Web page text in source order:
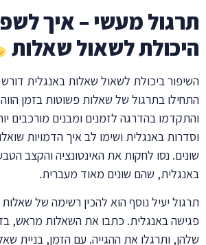
תרגול מעשי – איך
היכולת לשאול שאלות
השיפור ביכולת לשאול שאלות באנגלית דורש
התחילו בתרגול של שאלות פשוטות בזמן הווה
והתקדמו בהדרגה לזמנים ומבנים מורכבים
וסדרות באנגלית ושימו לב איך הדמויות
שונים. נסו לחקות את האינטונציה והקצב
באנגלית, שהם שונים מאוד מעברית.
תרגול יעיל נוסף הוא להכין רשימה של
פגישה באנגלית. כתבו את השאלות מראש,
שלהן, ותרגלו את ההגייה. עם הזמן, בניית